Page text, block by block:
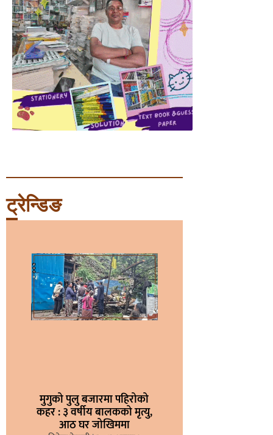
ट्रेन्डिङ
मुगुको पुलु बजारमा पहिरोको
कहर : ३ वर्षीय बालकको मृत्यु,
आठ घर जोखिममा